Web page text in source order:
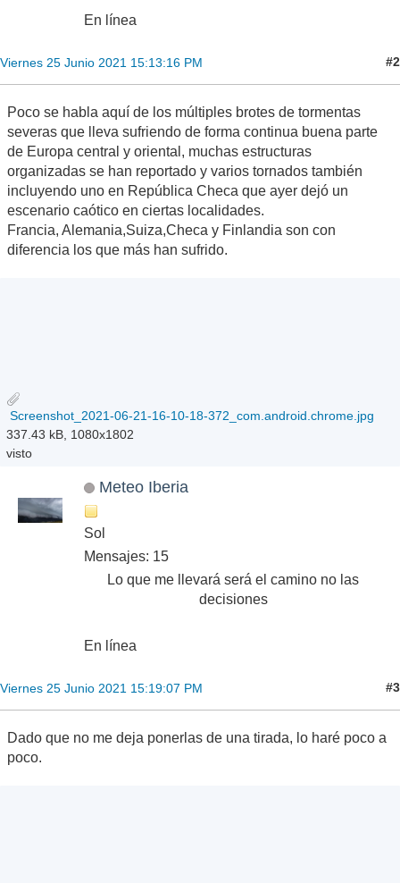
En línea
Viernes 25 Junio 2021 15:13:16 PM #2
Poco se habla aquí de los múltiples brotes de tormentas
severas que lleva sufriendo de forma continua buena parte
de Europa central y oriental, muchas estructuras
organizadas se han reportado y varios tornados también
incluyendo uno en República Checa que ayer dejó un
escenario caótico en ciertas localidades.
Francia, Alemania,Suiza,Checa y Finlandia son con
diferencia los que más han sufrido.
Screenshot_2021-06-21-16-10-18-372_com.android.chrome.jpg
337.43 kB, 1080x1802
visto
Meteo Iberia
Sol
Mensajes: 15
Lo que me llevará será el camino no las
decisiones
En línea
Viernes 25 Junio 2021 15:19:07 PM #3
Dado que no me deja ponerlas de una tirada, lo haré poco a
poco.